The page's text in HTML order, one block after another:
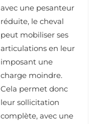
avec une pesanteur
réduite, le cheval
peut mobiliser ses
articulations en leur
imposant une
charge moindre.
Cela permet donc
leur sollicitation
complète, avec une